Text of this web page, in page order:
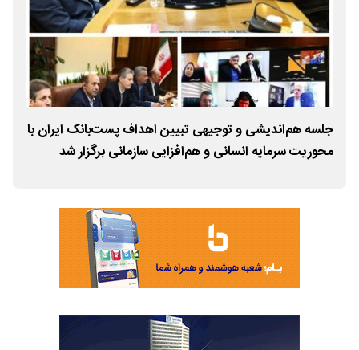
جلسه هم‌اندیشی و توجیهی تبیین اهداف پست‌بانک ایران با
محوریت سرمایه انسانی و هم‌افزایی سازمانی برگزار شد